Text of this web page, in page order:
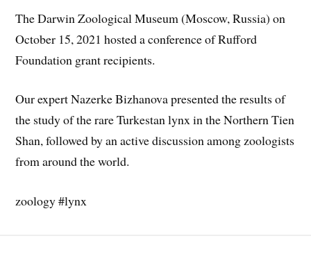
The Darwin Zoological Museum (Moscow, Russia) on
October 15, 2021 hosted a conference of Rufford
Foundation grant recipients.
Our expert Nazerke Bizhanova presented the results of
the study of the rare Turkestan lynx in the Northern Tien
Shan, followed by an active discussion among zoologists
from around the world.
zoology #lynx